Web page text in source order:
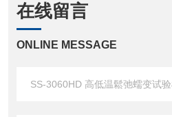
在线留言
ONLINE MESSAGE